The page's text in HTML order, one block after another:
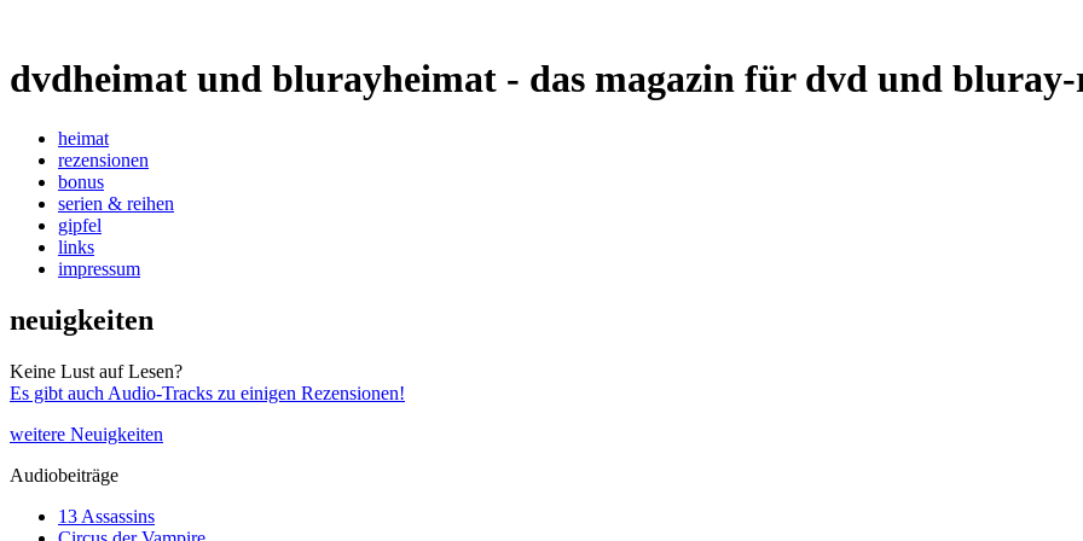
dvdheimat und blurayheimat - das magazin für dvd und bluray-
heimat
rezensionen
bonus
serien & reihen
gipfel
links
impressum
neuigkeiten
Keine Lust auf Lesen?
Es gibt auch Audio-Tracks zu einigen Rezensionen!
weitere Neuigkeiten
Audiobeiträge
13 Assassins